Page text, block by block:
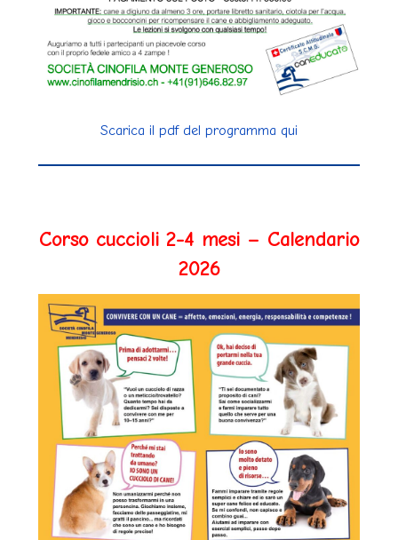
Scarica il pdf del programma qui
Corso cuccioli 2-4 mesi – Calendario
2026